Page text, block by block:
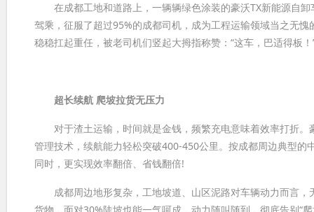
在成都工地和道路上，一辆辆绿色涂装的豪沃TX新能源自卸
驾乘，征服了超过95%的成都司机，成为工程运输领域当之无
稳稳扛起重任，被老司机们竖起大拇指称赞：“这车，巴适得板！
超长续航 爬坡拉货无压力
对于渣土运输，时间就是金钱，频繁充电意味着效率打折。
管理技术，续航能力轻松突破400-450公里。按成都周边典型
同时，更实现效率翻倍、省钱翻倍!
成都周边地形复杂，工地坡道、山区泥路对车辆动力而言，